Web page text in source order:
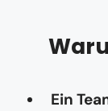
Ein